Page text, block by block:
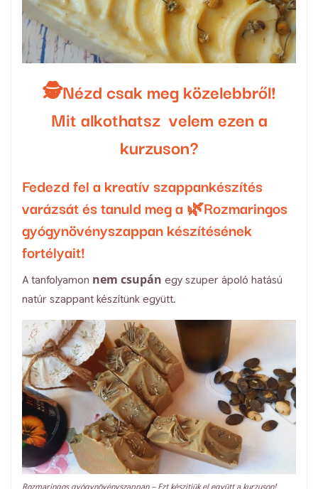
🕵Nézd csak meg közelebbről!
Mit alkothatsz velem ezen a
kurzuson?
Fedezd fel a kreatív szappankészítés
varázsát és tanuld meg a 🌿Rozmaringos
gyógynövényszappan készítésének
fortélyait!
A tanfolyamon nem csupán egy szuper ápoló hatású
natúr szappant készítünk együtt.